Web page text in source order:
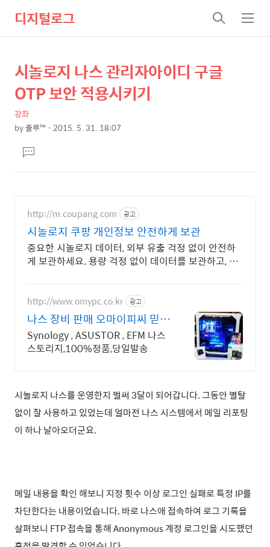
디지털로그
검
색
메
뉴
상
세
컨
텐
본
제
목
시놀로지 나스 관리자아이디 구글
OTP 보안 적용시키기
강좌
by줄루™ 2015. 5. 31. 18:07
문댓
글
http://m.coupang.com 광고
시놀로지 쿠팡 개인정보 안전하게 보관
중요한 시놀로지 데이터, 외부 유출 걱정 없이 안전하
게 보관하세요. 용량 걱정 없이 데이터를 보관하고, 로
http://www.omypc.co.kr 광고
나스 장비 판매 오마이피씨 믿을
수 있는 24년차 쇼핑몰
Synology , ASUSTOR , EFM 나스
스토리지,100%정품,당일발송
시놀로지 나스를 운영한지 벌써 3달이 되어갑니다. 그동안 별탈
없이 잘 사용하고 있었는데 얼마전 나스 시스템에서 메일 리포팅
이 하나 날아오더군요.
메일 내용을 확인 해보니 지정 횟수 이상 로그인 실패로 특정 IP를
차단한다는 내용이었습니다. 바로 나스애 접속하여 로그 기록을
살펴보니 FTP 접속을 통해 Anonymous 계정 로그인을 시도했던